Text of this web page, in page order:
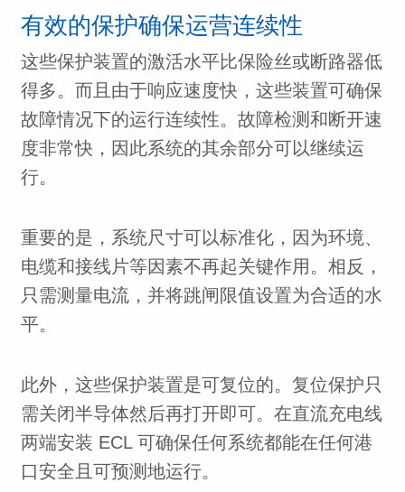
有效的保护确保运营连续性
这些保护装置的激活水平比保险丝或断路器低
得多。而且由于响应速度快，这些装置可确保
故障情况下的运行连续性。故障检测和断开速
度非常快，因此系统的其余部分可以继续运
行。
重要的是，系统尺寸可以标准化，因为环境、
电缆和接线片等因素不再起关键作用。相反，
只需测量电流，并将跳闸限值设置为合适的水
平。
此外，这些保护装置是可复位的。复位保护只
需关闭半导体然后再打开即可。在直流充电线
两端安装 ECL 可确保任何系统都能在任何港
口安全且可预测地运行。